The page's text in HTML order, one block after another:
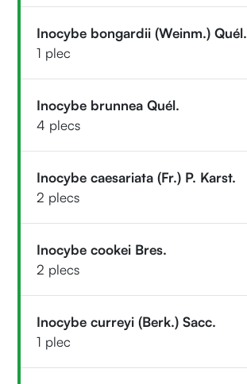
Inocybe bongardii (Weinm.) Quél.
1 plec
Inocybe brunnea Quél.
4 plecs
Inocybe caesariata (Fr.) P. Karst.
2 plecs
Inocybe cookei Bres.
2 plecs
Inocybe curreyi (Berk.) Sacc.
1 plec